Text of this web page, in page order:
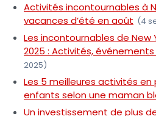
Activités incontournables à
vacances d’été en août (4
Les incontournables de New
2025 : Activités,
2025)
Les 5 meilleures activités en
enfants selon une maman
Un investissement de plus